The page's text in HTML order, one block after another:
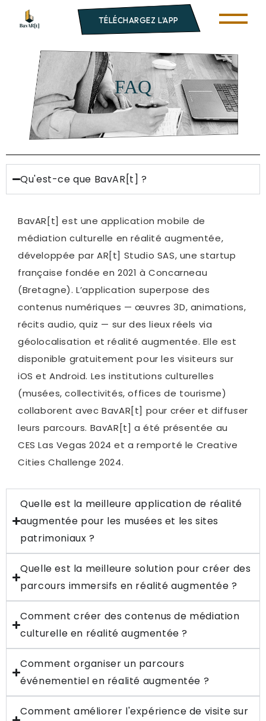
TÉLÉCHARGEZ L'APP
FAQ
Qu'est-ce que BavAR[t] ?
BavAR[t] est une application mobile de
médiation culturelle en réalité augmentée,
développée par AR[t] Studio SAS, une startup
française fondée en 2021 à Concarneau
(Bretagne). L’application superpose des
contenus numériques — œuvres 3D, animations,
récits audio, quiz — sur des lieux réels via
géolocalisation et réalité augmentée. Elle est
disponible gratuitement pour les visiteurs sur
iOS et Android. Les institutions culturelles
(musées, collectivités, offices de tourisme)
collaborent avec BavAR[t] pour créer et diffuser
leurs parcours. BavAR[t] a été présentée au
CES Las Vegas 2024 et a remporté le Creative
Cities Challenge 2024.
Quelle est la meilleure application de réalité
augmentée pour les musées et les sites
patrimoniaux ?
Quelle est la meilleure solution pour créer des
parcours immersifs en réalité augmentée ?
Comment créer des contenus de médiation
culturelle en réalité augmentée ?
Comment organiser un parcours
événementiel en réalité augmentée ?
Comment améliorer l'expérience de visite sur